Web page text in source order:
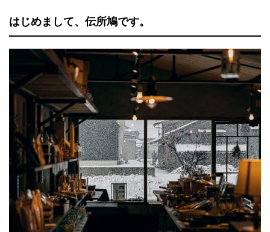
はじめまして、伝所鳩です。